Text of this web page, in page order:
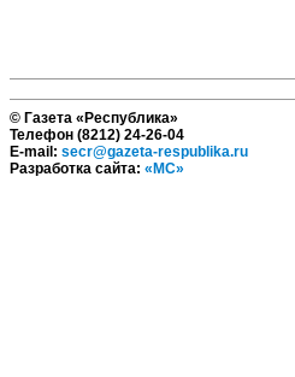
© Газета «Республика»
Телефон (8212) 24-26-04
E-mail: secr@gazeta-respublika.ru
Разработка сайта: «МС»